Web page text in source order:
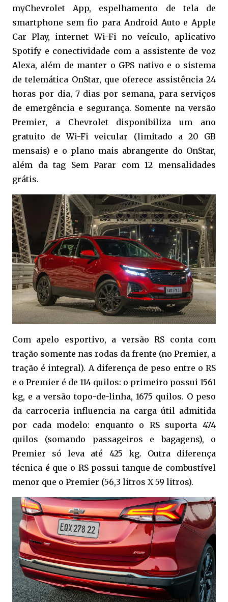
myChevrolet App, espelhamento de tela de
smartphone sem fio para Android Auto e Apple
Car Play, internet Wi-Fi no veículo, aplicativo
Spotify e conectividade com a assistente de voz
Alexa, além de manter o GPS nativo e o sistema
de telemática OnStar, que oferece assistência 24
horas por dia, 7 dias por semana, para serviços
de emergência e segurança. Somente na versão
Premier, a Chevrolet disponibiliza um ano
gratuito de Wi-Fi veicular (limitado a 20 GB
mensais) e o plano mais abrangente do OnStar,
além da tag Sem Parar com 12 mensalidades
grátis.
Com apelo esportivo, a versão RS conta com
tração somente nas rodas da frente (no Premier, a
tração é integral). A diferença de peso entre o RS
e o Premier é de 114 quilos: o primeiro possui 1561
kg, e a versão topo-de-linha, 1675 quilos. O peso
da carroceria influencia na carga útil admitida
por cada modelo: enquanto o RS suporta 474
quilos (somando passageiros e bagagens), o
Premier só leva até 425 kg. Outra diferença
técnica é que o RS possui tanque de combustível
menor que o Premier (56,3 litros X 59 litros).